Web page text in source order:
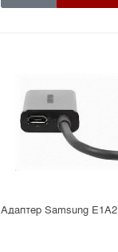
Адаптер Samsung